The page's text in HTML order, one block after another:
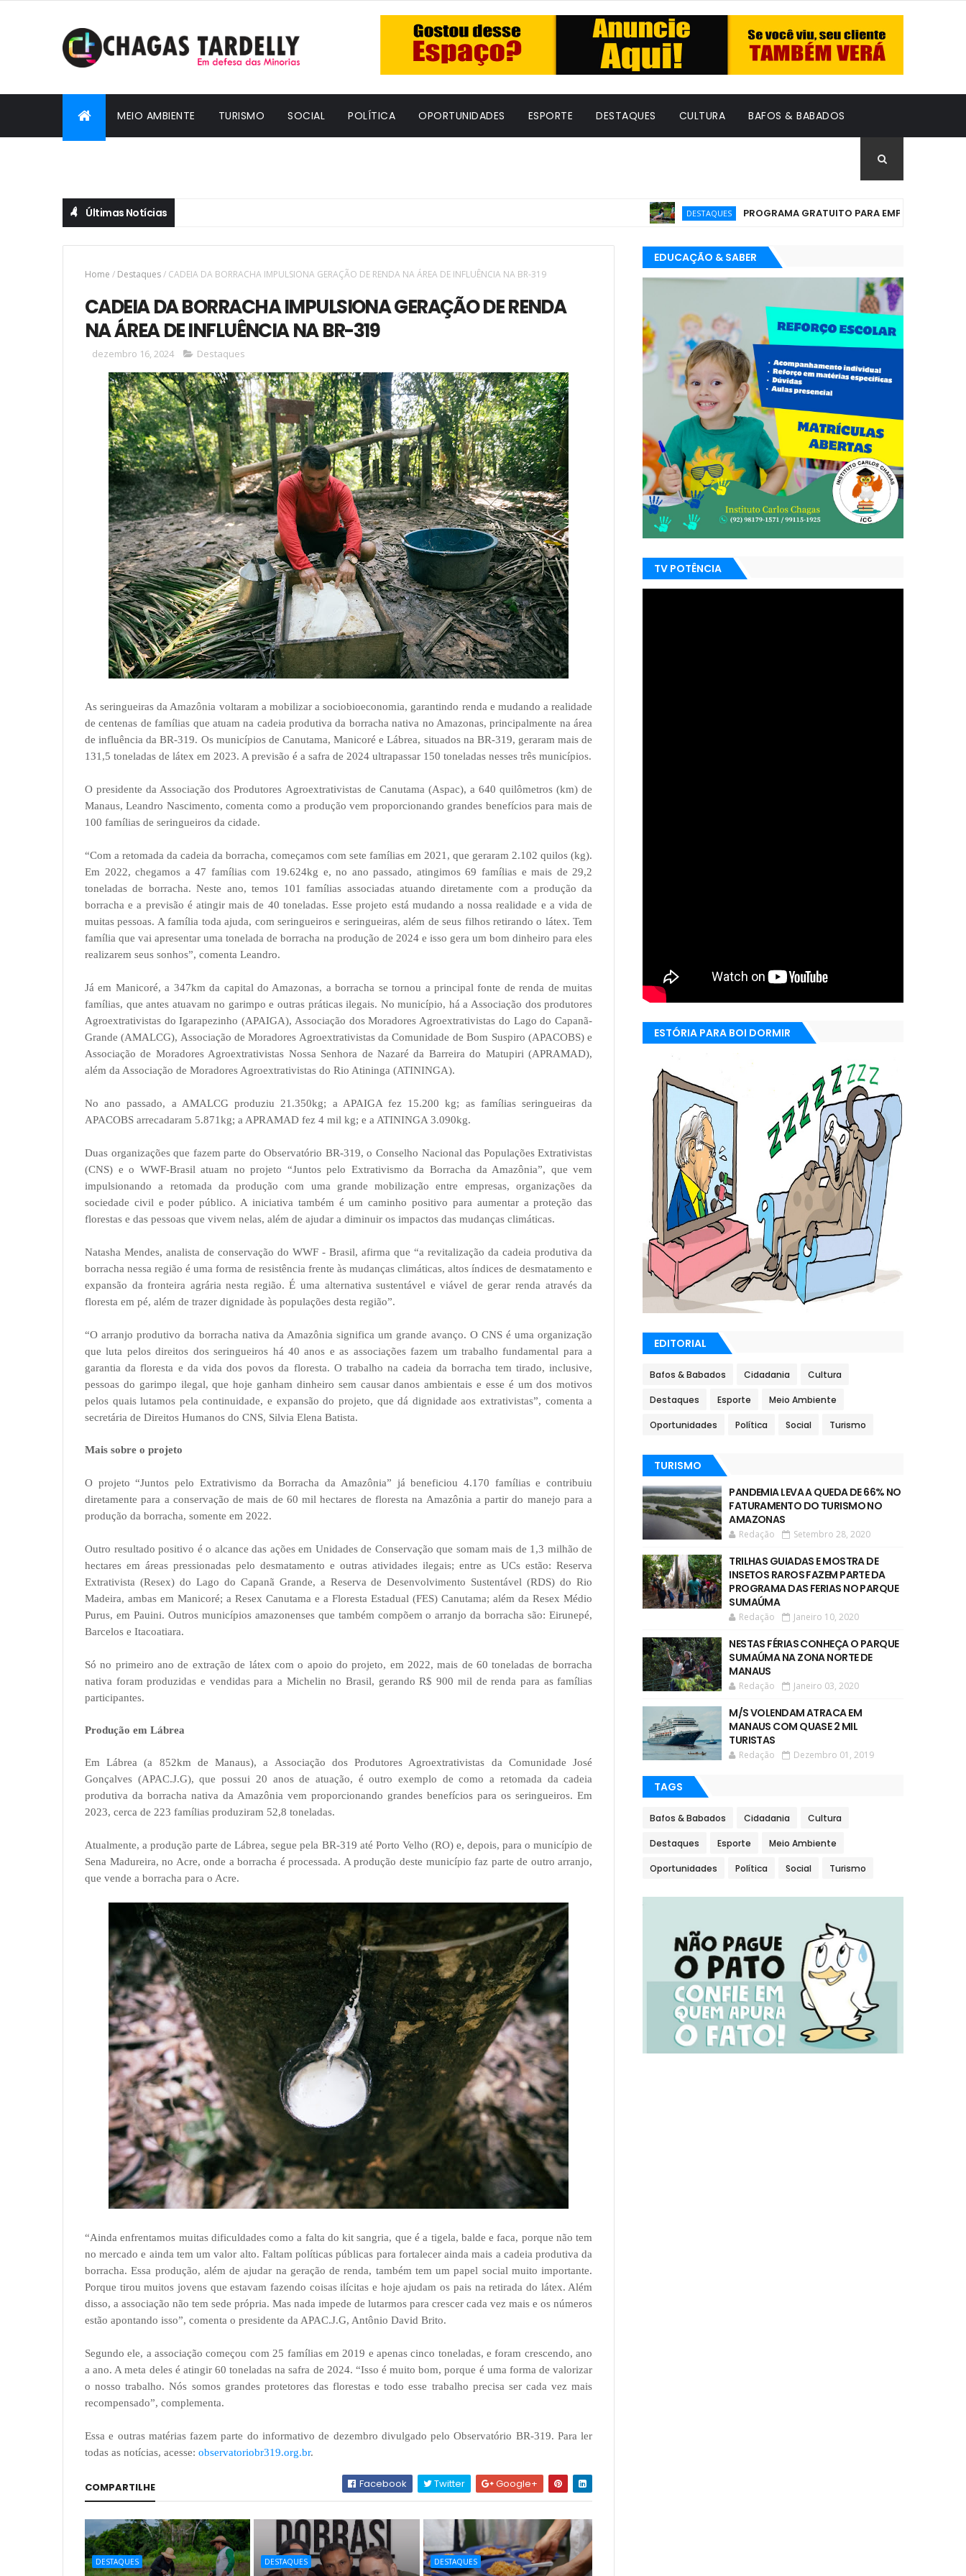
MEIO AMBIENTE TURISMO SOCIAL POLÍTICA OPORTUNIDADES ESPORTE DESTAQUES CULTURA BAFOS & BABADOS
Últimas Notícias DESTAQUES PROGRAMA GRATUITO PARA EMPREENDEDORES DE
Home / Destaques/ CADEIA DA BORRACHA IMPULSIONA GERAÇÃO DE RENDA NA ÁREA DE INFLUÊNCIA NA BR-319
CADEIA DA BORRACHA IMPULSIONA GERAÇÃO DE RENDA
NA ÁREA DE INFLUÊNCIA NA BR-319
dezembro 16, 2024 Destaques
As seringueiras da Amazônia voltaram a mobilizar a sociobioeconomia, garantindo renda e mudando a realidade
de centenas de famílias que atuam na cadeia produtiva da borracha nativa no Amazonas, principalmente na área
de influência da BR-319. Os municípios de Canutama, Manicoré e Lábrea, situados na BR-319, geraram mais de
131,5 toneladas de látex em 2023. A previsão é a safra de 2024 ultrapassar 150 toneladas nesses três municípios.
O presidente da Associação dos Produtores Agroextrativistas de Canutama (Aspac), a 640 quilômetros (km) de
Manaus, Leandro Nascimento, comenta como a produção vem proporcionando grandes benefícios para mais de
100 famílias de seringueiros da cidade.
“Com a retomada da cadeia da borracha, começamos com sete famílias em 2021, que geraram 2.102 quilos (kg).
Em 2022, chegamos a 47 famílias com 19.624kg e, no ano passado, atingimos 69 famílias e mais de 29,2
toneladas de borracha. Neste ano, temos 101 famílias associadas atuando diretamente com a produção da
borracha e a previsão é atingir mais de 40 toneladas. Esse projeto está mudando a nossa realidade e a vida de
muitas pessoas. A família toda ajuda, com seringueiros e seringueiras, além de seus filhos retirando o látex. Tem
família que vai apresentar uma tonelada de borracha na produção de 2024 e isso gera um bom dinheiro para eles
realizarem seus sonhos”, comenta Leandro.
Já em Manicoré, a 347km da capital do Amazonas, a borracha se tornou a principal fonte de renda de muitas
famílias, que antes atuavam no garimpo e outras práticas ilegais. No município, há a Associação dos produtores
Agroextrativistas do Igarapezinho (APAIGA), Associação dos Moradores Agroextrativistas do Lago do Capanã-
Grande (AMALCG), Associação de Moradores Agroextrativistas da Comunidade de Bom Suspiro (APACOBS) e
Associação de Moradores Agroextrativistas Nossa Senhora de Nazaré da Barreira do Matupiri (APRAMAD),
além da Associação de Moradores Agroextrativistas do Rio Atininga (ATININGA).
No ano passado, a AMALCG produziu 21.350kg; a APAIGA fez 15.200 kg; as famílias seringueiras da
APACOBS arrecadaram 5.871kg; a APRAMAD fez 4 mil kg; e a ATININGA 3.090kg.
Duas organizações que fazem parte do Observatório BR-319, o Conselho Nacional das Populações Extrativistas
(CNS) e o WWF-Brasil atuam no projeto “Juntos pelo Extrativismo da Borracha da Amazônia”, que vem
impulsionando a retomada da produção com uma grande mobilização entre empresas, organizações da
sociedade civil e poder público. A iniciativa também é um caminho positivo para aumentar a proteção das
florestas e das pessoas que vivem nelas, além de ajudar a diminuir os impactos das mudanças climáticas.
Natasha Mendes, analista de conservação do WWF - Brasil, afirma que “a revitalização da cadeia produtiva da
borracha nessa região é uma forma de resistência frente às mudanças climáticas, altos índices de desmatamento e
expansão da fronteira agrária nesta região. É uma alternativa sustentável e viável de gerar renda através da
floresta em pé, além de trazer dignidade às populações desta região”.
“O arranjo produtivo da borracha nativa da Amazônia significa um grande avanço. O CNS é uma organização
que luta pelos direitos dos seringueiros há 40 anos e as associações fazem um trabalho fundamental para a
garantia da floresta e da vida dos povos da floresta. O trabalho na cadeia da borracha tem tirado, inclusive,
pessoas do garimpo ilegal, que hoje ganham dinheiro sem causar danos ambientais e esse é um dos motivos
pelos quais lutamos pela continuidade, e expansão do projeto, que dá dignidade aos extrativistas”, comenta a
secretária de Direitos Humanos do CNS, Silvia Elena Batista.
Mais sobre o projeto
O projeto “Juntos pelo Extrativismo da Borracha da Amazônia” já beneficiou 4.170 famílias e contribuiu
diretamente para a conservação de mais de 60 mil hectares de floresta na Amazônia a partir do manejo para a
produção da borracha, somente em 2022.
Outro resultado positivo é o alcance das ações em Unidades de Conservação que somam mais de 1,3 milhão de
hectares em áreas pressionadas pelo desmatamento e outras atividades ilegais; entre as UCs estão: Reserva
Extrativista (Resex) do Lago do Capanã Grande, a Reserva de Desenvolvimento Sustentável (RDS) do Rio
Madeira, ambas em Manicoré; a Resex Canutama e a Floresta Estadual (FES) Canutama; além da Resex Médio
Purus, em Pauini. Outros municípios amazonenses que também compõem o arranjo da borracha são: Eirunepé,
Barcelos e Itacoatiara.
Só no primeiro ano de extração de látex com o apoio do projeto, em 2022, mais de 60 toneladas de borracha
nativa foram produzidas e vendidas para a Michelin no Brasil, gerando R$ 900 mil de renda para as famílias
participantes.
Produção em Lábrea
Em Lábrea (a 852km de Manaus), a Associação dos Produtores Agroextrativistas da Comunidade José
Gonçalves (APAC.J.G), que possui 20 anos de atuação, é outro exemplo de como a retomada da cadeia
produtiva da borracha nativa da Amazônia vem proporcionando grandes benefícios para os seringueiros. Em
2023, cerca de 223 famílias produziram 52,8 toneladas.
Atualmente, a produção parte de Lábrea, segue pela BR-319 até Porto Velho (RO) e, depois, para o município de
Sena Madureira, no Acre, onde a borracha é processada. A produção deste município faz parte de outro arranjo,
que vende a borracha para o Acre.
“Ainda enfrentamos muitas dificuldades como a falta do kit sangria, que é a tigela, balde e faca, porque não tem
no mercado e ainda tem um valor alto. Faltam políticas públicas para fortalecer ainda mais a cadeia produtiva da
borracha. Essa produção, além de ajudar na geração de renda, também tem um papel social muito importante.
Porque tirou muitos jovens que estavam fazendo coisas ilícitas e hoje ajudam os pais na retirada do látex. Além
disso, a associação não tem sede própria. Mas nada impede de lutarmos para crescer cada vez mais e os números
estão apontando isso”, comenta o presidente da APAC.J.G, Antônio David Brito.
Segundo ele, a associação começou com 25 famílias em 2019 e apenas cinco toneladas, e foram crescendo, ano
a ano. A meta deles é atingir 60 toneladas na safra de 2024. “Isso é muito bom, porque é uma forma de valorizar
o nosso trabalho. Nós somos grandes protetores das florestas e todo esse trabalho precisa ser cada vez mais
recompensado”, complementa.
Essa e outras matérias fazem parte do informativo de dezembro divulgado pelo Observatório BR-319. Para ler
todas as notícias, acesse: observatoriobr319.org.br.
COMPARTILHE Facebook Twitter Google+
DESTAQUES DESTAQUES DESTAQUES
EDUCAÇÃO & SABER
TV POTÊNCIA
ESTÓRIA PARA BOI DORMIR
EDITORIAL
Bafos & Babados Cidadania Cultura
Destaques Esporte Meio Ambiente
Oportunidades Política Social Turismo
TURISMO
PANDEMIA LEVA A QUEDA DE 66% NO
FATURAMENTO DO TURISMO NO
AMAZONAS
Redação Setembro 28, 2020
TRILHAS GUIADAS E MOSTRA DE
INSETOS RAROS FAZEM PARTE DA
PROGRAMA DAS FERIAS NO PARQUE
SUMAÚMA
Redação Janeiro 10, 2020
NESTAS FÉRIAS CONHEÇA O PARQUE
SUMAÚMA NA ZONA NORTE DE
MANAUS
Redação Janeiro 03, 2020
M/S VOLENDAM ATRACA EM
MANAUS COM QUASE 2 MIL
TURISTAS
Redação Dezembro 01, 2019
TAGS
Bafos & Babados Cidadania Cultura
Destaques Esporte Meio Ambiente
Oportunidades Política Social Turismo